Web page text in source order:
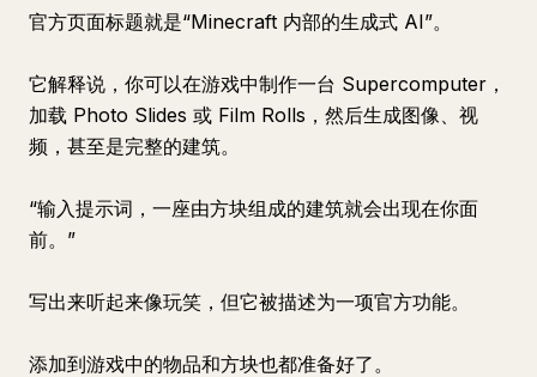
官方页面标题就是“Minecraft 内部的生成式 AI”。
它解释说，你可以在游戏中制作一台 Supercomputer，
加载 Photo Slides 或 Film Rolls，然后生成图像、视
频，甚至是完整的建筑。
“输入提示词，一座由方块组成的建筑就会出现在你面
前。”
写出来听起来像玩笑，但它被描述为一项官方功能。
添加到游戏中的物品和方块也都准备好了。